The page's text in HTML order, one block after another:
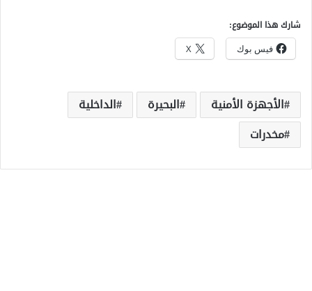
شارك هذا الموضوع:
فيس بوك X
الأجهزة الأمنية البحيرة
الداخلية
مخدرات